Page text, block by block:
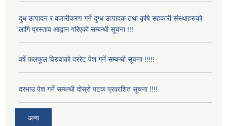
दुध उत्पादन र बजारीकरण गर्ने दुग्ध उत्पादक तथा कृषि सहकारी संस्थाहरुको
लागि प्रस्ताव आह्वान गरिएको सम्बन्धी सूचना !!!
वर्षे फलफूल विरुवाको दररेट पेश गर्ने सम्बन्धी सूचना !!!!!
दरभाउ पेश गर्ने सम्बन्धी दोस्रो पटक प्रकाशित सूचना !!!!
अन्य